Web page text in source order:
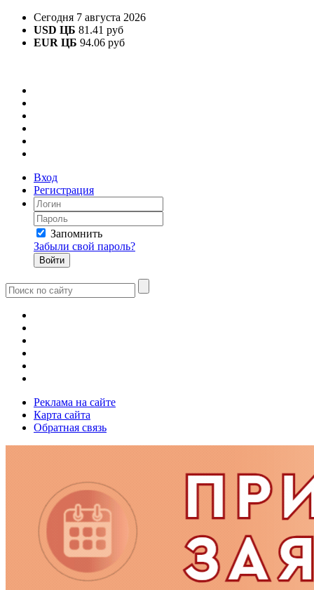
Сегодня 7 августа 2026
USD ЦБ 81.41 руб
EUR ЦБ 94.06 руб
Вход
Регистрация
Запомнить
Забыли свой пароль?
Реклама на сайте
Карта сайта
Обратная связь